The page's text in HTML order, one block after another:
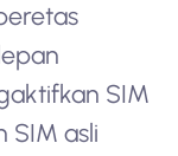
SIM
SIM asli